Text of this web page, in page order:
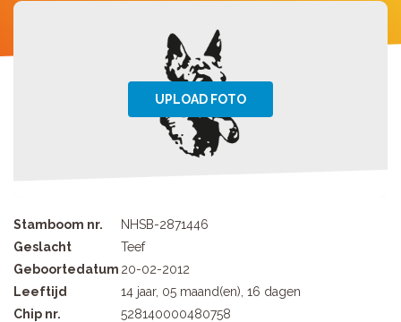
Stamboom nr.
NHSB-2871446
Geslacht
Teef
Geboortedatum 20-02-2012
Leeftijd
14 jaar, 05 maand(en), 16 dagen
Chip nr.
528140000480758